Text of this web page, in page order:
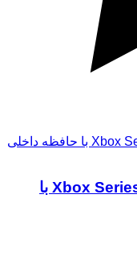
کنسول بازی مایکروسافت مدل Xbox Series X با